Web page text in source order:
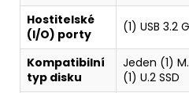
Hostitelské
(I/O) porty
(1) USB 3.2
Kompatibilní
typ disku
Jeden (1)
(1) U.2 SSD